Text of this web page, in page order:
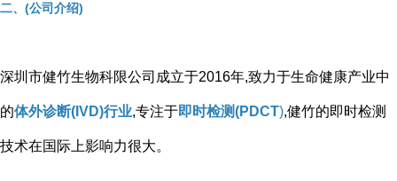
二、(公司介绍)
深圳市健竹生物科限公司成立于2016年,致力于生命健康产业中
的体外诊断(IVD)行业,专注于即时检测(PDCT),健竹的即时检测
技术在国际上影响力很大。